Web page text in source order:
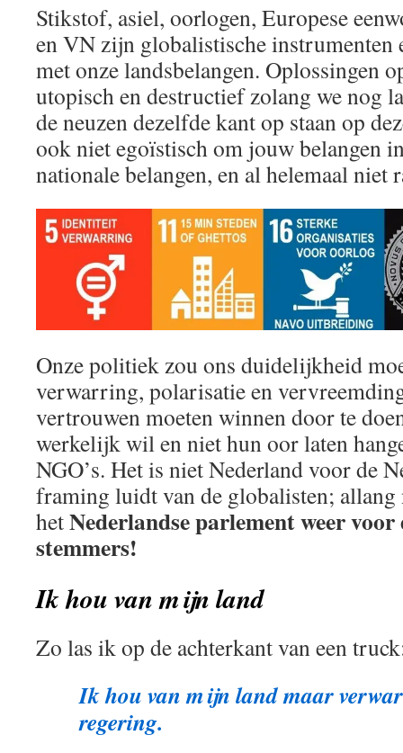
Stikstof, asiel, oorlogen, Europese
en VN zijn globalistische instrumenten
met onze landsbelangen. Oplossingen
utopisch en destructief zolang we nog
de neuzen dezelfde kant op staan op
ook niet egoïstisch om jouw belangen
nationale belangen, en al helemaal niet
Onze politiek zou ons duidelijkheid
verwarring, polarisatie en
vertrouwen moeten winnen door te
werkelijk wil en niet hun oor laten
NGO’s. Het is niet Nederland voor de
framing luidt van de globalisten; allang
hetNederlandse parlement weer voor
stemmers!
Ik hou van mijn land
Zo las ik op de achterkant van een
Ik hou van mijn land maar
regering.